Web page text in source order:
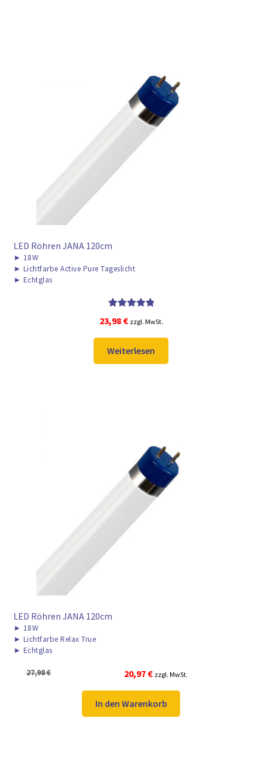
LED Röhren JANA 120cm
► 18W
► Lichtfarbe Active Pure Tageslicht
► Echtglas
von 5
23,98 € zzgl. MwSt.
Weiterlesen
LED Röhren JANA 120cm
► 18W
► Lichtfarbe Relax True
► Echtglas
27,98€
Ursprünglicher
Preis
war:
27,98 €
20,97 €Aktueller
Preis
ist:
20,97 €.
zzgl. MwSt.
In den Warenkorb